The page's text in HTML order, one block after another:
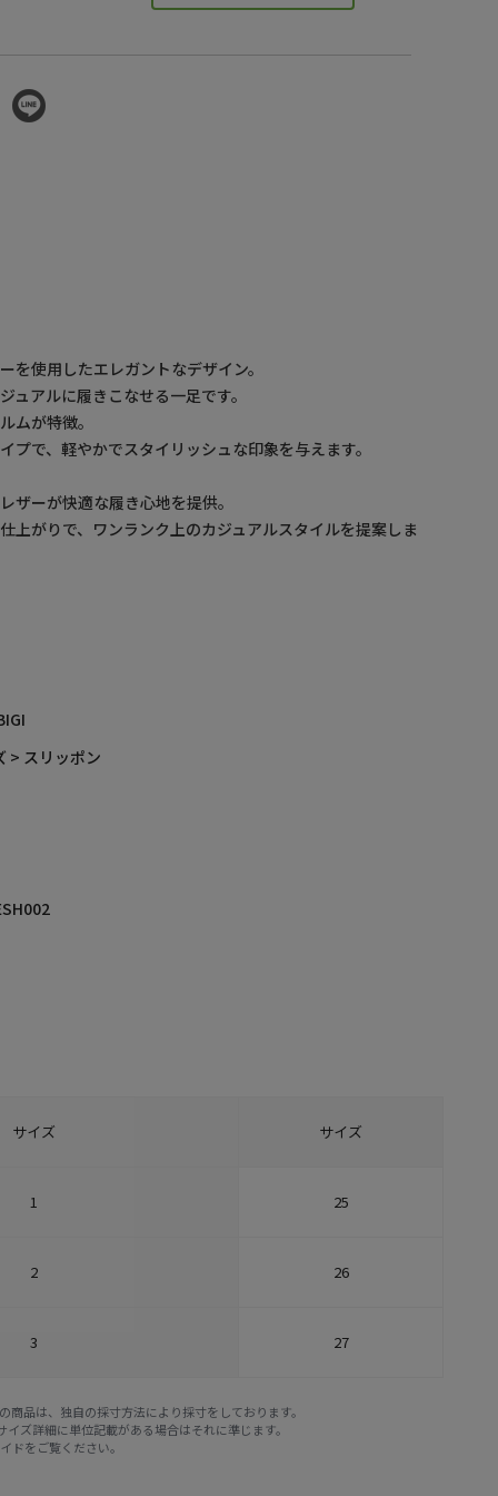
を使用したエレガントなデザイン。
ュアルに履きこなせる一足です。
ムが特徴。
プで、軽やかでスタイリッシュな印象を与えます。
ザーが快適な履き心地を提供。
上がりで、ワンランク上のカジュアルスタイルを提案しま
> スリッポン
サイズ サイズ
1 25
2 26
3 27
商品は、独自の採寸方法により採寸をしております。
ズ詳細に単位記載がある場合はそれに準じます。
ドをご覧ください。